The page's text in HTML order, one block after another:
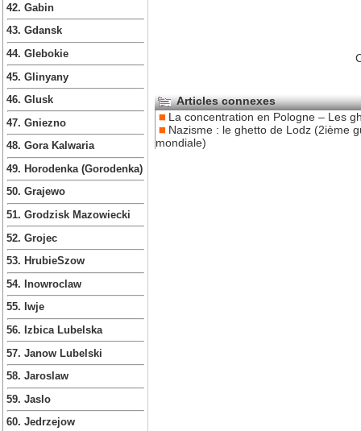
42. Gabin
43. Gdansk
44. Glebokie
45. Glinyany
46. Glusk
47. Gniezno
48. Gora Kalwaria
49. Horodenka (Gorodenka)
50. Grajewo
51. Grodzisk Mazowiecki
52. Grojec
53. HrubieSzow
54. Inowroclaw
55. Iwje
56. Izbica Lubelska
57. Janow Lubelski
58. Jaroslaw
59. Jaslo
60. Jedrzejow
Articles connexes
La concentration en Pologne – Les
Nazisme : le ghetto de Lodz (2ième
mondiale)